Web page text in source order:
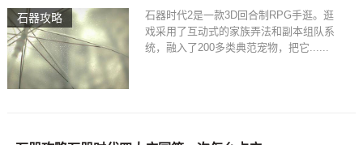
石器攻略
石器时代2是一款3D回合制RPG手逛。逛
戏采用了互动式的家族弄法和副本组队系
统，融入了200多类典范宠物，把它......